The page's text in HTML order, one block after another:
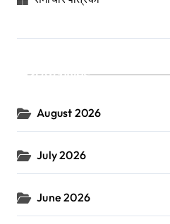
Archives
August 2026
July 2026
June 2026